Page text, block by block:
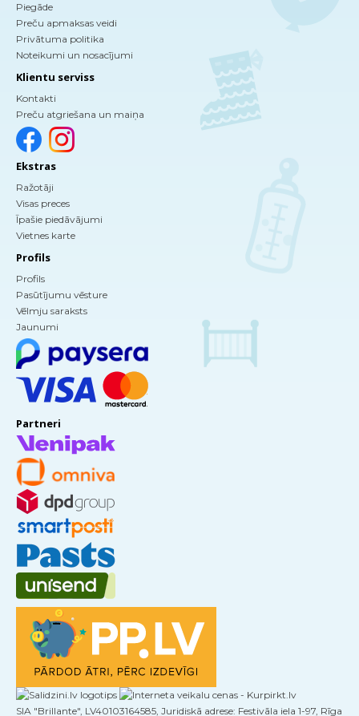
Piegāde
Preču apmaksas veidi
Privātuma politika
Noteikumi un nosacījumi
Klientu serviss
Kontakti
Preču atgriešana un maiņa
Ekstras
Ražotāji
Visas preces
Īpašie piedāvājumi
Vietnes karte
Profils
Profils
Pasūtījumu vēsture
Vēlmju saraksts
Jaunumi
Partneri
SIA "Brillante", LV40103164585, Juridiskā adrese: Festivāla iela 1-97, Rīga